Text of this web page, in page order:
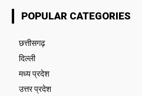
POPULAR CATEGORIES
छत्तीसगढ़
दिल्ली
मध्य प्रदेश
उत्तर प्रदेश